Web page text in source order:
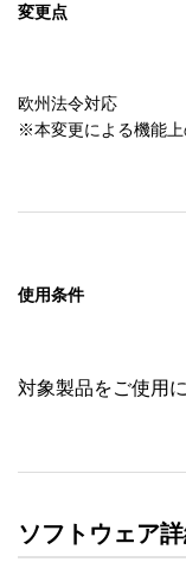
変更点
欧州法令対応
使用条件
対象製品をご使用
ソフトウェア